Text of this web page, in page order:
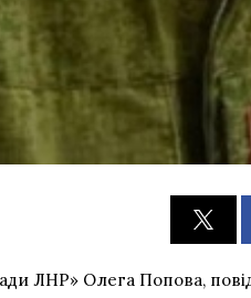
ЛНР» Олега Попова,